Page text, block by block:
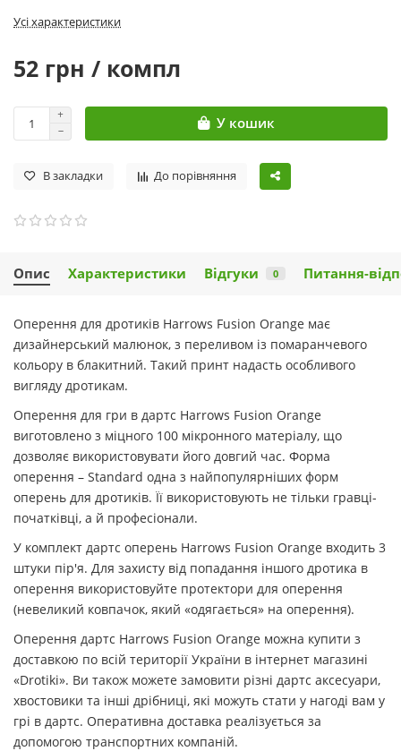
Усі характеристики
52 грн / компл
У кошик
В закладки До порівняння
Опис Характеристики Відгуки 0 Питання-
Оперення для дротиків Harrows Fusion Orange має
дизайнерський малюнок, з переливом із помаранчевого
кольору в блакитний. Такий принт надасть особливого
вигляду дротикам.
Оперення для гри в дартс Harrows Fusion Orange
виготовлено з міцного 100 мікронного матеріалу, що
дозволяє використовувати його довгий час. Форма
оперення – Standard одна з найпопулярніших форм
оперень для дротиків. Її використовують не тільки гравці-
початківці, а й професіонали.
У комплект дартс оперень Harrows Fusion Orange входить 3
штуки пір'я. Для захисту від попадання іншого дротика в
оперення використовуйте протектори для оперення
(невеликий ковпачок, який «одягається» на оперення).
Оперення дартс Harrows Fusion Orange можна купити з
доставкою по всій території України в інтернет магазині
«Drotiki». Ви також можете замовити різні дартс аксесуари,
хвостовики та інші дрібниці, які можуть стати у нагоді вам у
грі в дартс. Оперативна доставка реалізується за
допомогою транспортних компаній.